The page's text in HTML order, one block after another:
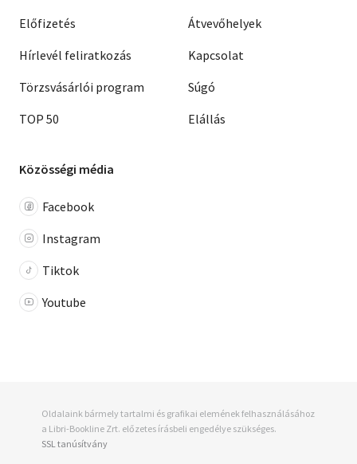
Előfizetés
Hírlevél feliratkozás
Törzsvásárlói program
TOP 50
Átvevőhelyek
Kapcsolat
Súgó
Elállás
Közösségi média
Facebook
Instagram
Tiktok
Youtube
Oldalaink bármely tartalmi és grafikai elemének felhasználásához
a Libri-Bookline Zrt. előzetes írásbeli engedélye szükséges.
SSL tanúsítvány